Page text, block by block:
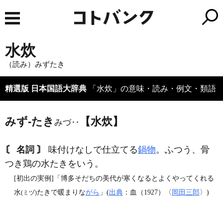
水炊
（読み）みずたき
精選版 日本国語大辞典 「水炊」の意味・読み・例文・類語
みず‐たき みづ‥ 【水炊】
〘 名詞 〙 味付けなしで仕立てる鍋物。ふつう、骨
つき鶏の水たきをいう。
[初出の実例]「博多そだちの美代が寒くなるとよくやってくれる
水(ミヅ)たきで暖まりながら 」(出典 ：血（1927）〈 岡田三郎〉)